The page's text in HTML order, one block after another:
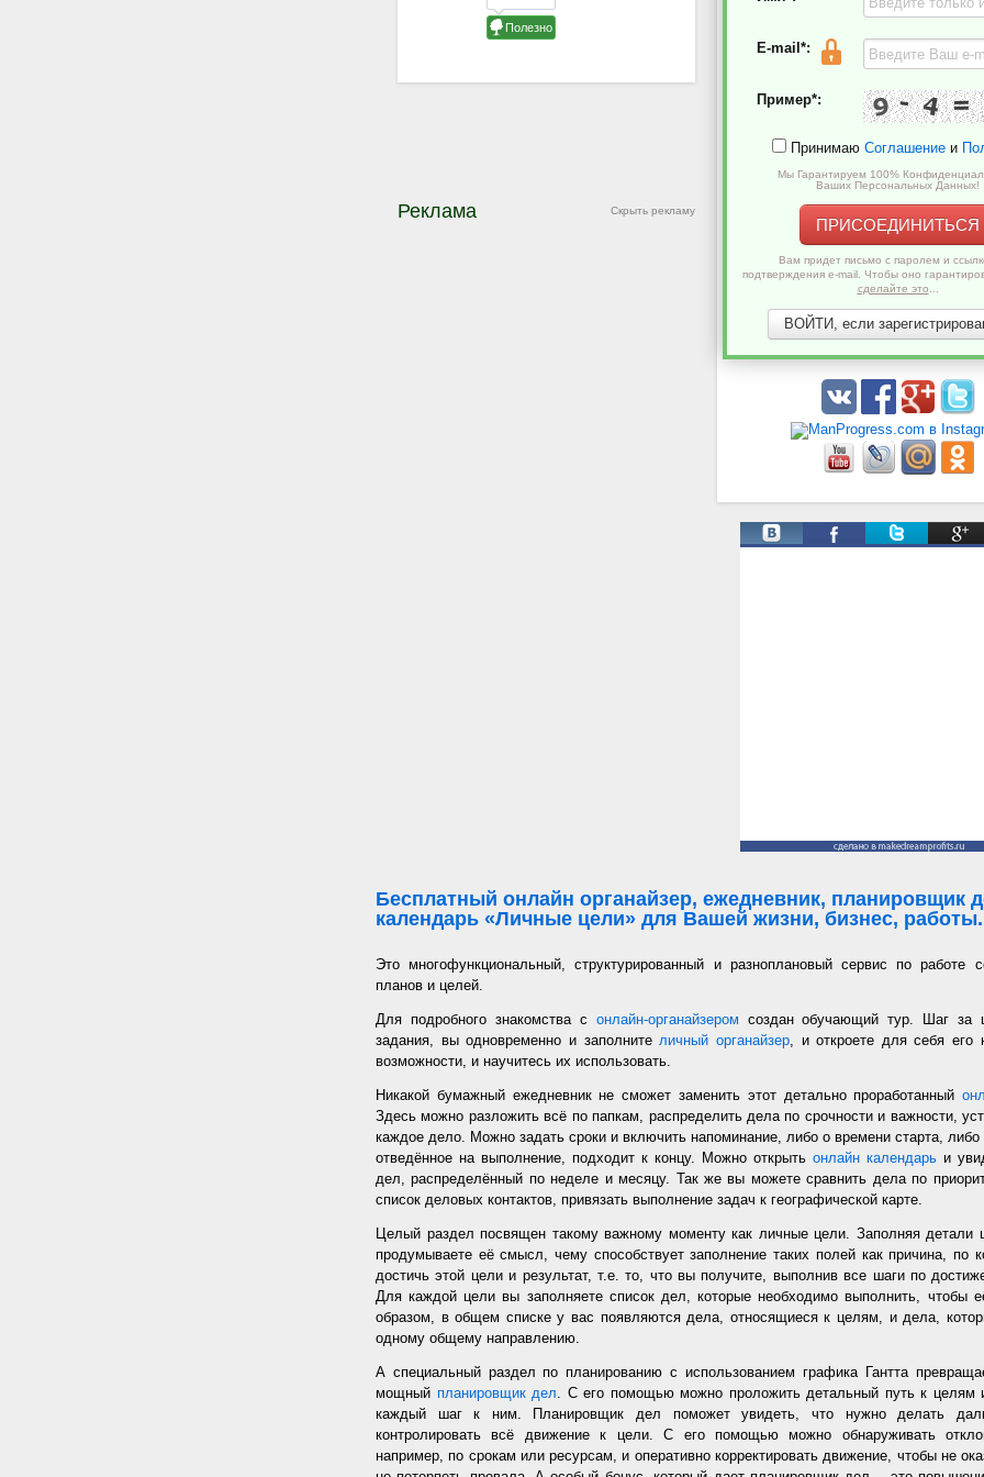
Скрыть рекламу
Реклама
E-mail*:
Пример*:
Принимаю Соглашениеи
Мы Гарантируем 100%
Ваших Персональных Данных!
ПРИСОЕДИНИТЬСЯ
Вам придет письмо с паролем и
подтверждения e-mail. Чтобы оно
сделайте это
ВОЙТИ, если
Бесплатный онлайн органайзер, ежедневник, планировщик
календарь «Личные цели» для Вашей жизни, бизнес,
Это многофункциональный, структурированный и разноплановый сервис по работе
планов и целей.
Для подробного знакомства с онлайн-органайзером создан обучающий тур. Шаг за
задания, вы одновременно и заполнителичный органайзер, и откроете для себя его
возможности, и научитесь их использовать.
Никакой бумажный ежедневник не сможет заменить этот детально проработанный
Здесь можно разложить всё по папкам, распределить дела по срочности и важности,
каждое дело. Можно задать сроки и включить напоминание, либо о времени старта,
отведённое на выполнение, подходит к концу. Можно открыть онлайн календарь и
дел, распределённый по неделе и месяцу. Так же вы можете сравнить дела по
список деловых контактов, привязать выполнение задач к географической карте.
Целый раздел посвящен такому важному моменту как личные цели. Заполняя детали
продумываете её смысл, чему способствует заполнение таких полей как причина, по
достичь этой цели и результат, т.е. то, что вы получите, выполнив все шаги по
Для каждой цели вы заполняете список дел, которые необходимо выполнить, чтобы
образом, в общем списке у вас появляются дела, относящиеся к целям, и дела,
одному общему направлению.
А специальный раздел по планированию с использованием графика Гантта
мощный планировщик дел. С его помощью можно проложить детальный путь к целям
каждый шаг к ним. Планировщик дел поможет увидеть, что нужно делать
контролировать всё движение к цели. С его помощью можно обнаруживать
например, по срокам или ресурсам, и оперативно корректировать движение, чтобы не